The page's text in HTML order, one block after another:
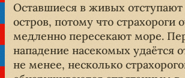
Оставшиеся в живых
остров, потому что страхороги
медленно пересекают море.
нападение насекомых удаётся
не менее, несколько